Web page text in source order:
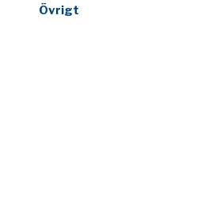
Övrigt